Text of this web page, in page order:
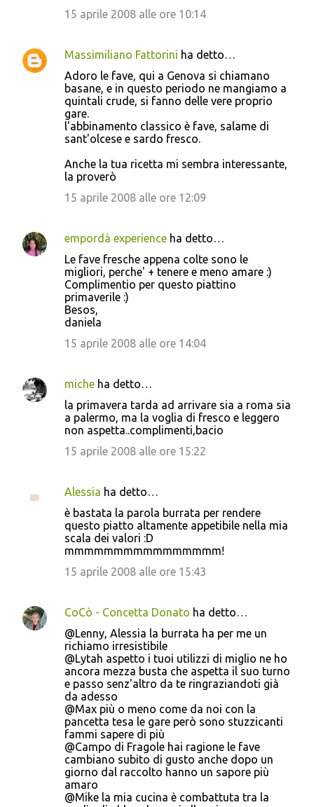
15 aprile 2008 alle ore 10:14
Massimiliano Fattorini ha detto…
Adoro le fave, qui a Genova si chiamano
basane, e in questo periodo ne mangiamo a
quintali crude, si fanno delle vere proprio
gare.
l'abbinamento classico è fave, salame di
sant'olcese e sardo fresco.
Anche la tua ricetta mi sembra interessante,
la proverò
15 aprile 2008 alle ore 12:09
empordà experience ha detto…
Le fave fresche appena colte sono le
migliori, perche' + tenere e meno amare :)
Complimentio per questo piattino
primaverile :)
Besos,
daniela
15 aprile 2008 alle ore 14:04
miche ha detto…
la primavera tarda ad arrivare sia a roma sia
a palermo, ma la voglia di fresco e leggero
non aspetta..complimenti,bacio
15 aprile 2008 alle ore 15:22
Alessia ha detto…
è bastata la parola burrata per rendere
questo piatto altamente appetibile nella mia
scala dei valori :D
mmmmmmmmmmmmmmmm!
15 aprile 2008 alle ore 15:43
CoCò - Concetta Donato ha detto…
@Lenny, Alessia la burrata ha per me un
richiamo irresistibile
@Lytah aspetto i tuoi utilizzi di miglio ne ho
ancora mezza busta che aspetta il suo turno
e passo senz'altro da te ringraziandoti già
da adesso
@Max più o meno come da noi con la
pancetta tesa le gare però sono stuzzicanti
fammi sapere di più
@Campo di Fragole hai ragione le fave
cambiano subito di gusto anche dopo un
giorno dal raccolto hanno un sapore più
amaro
@Mike la mia cucina è combattuta tra la